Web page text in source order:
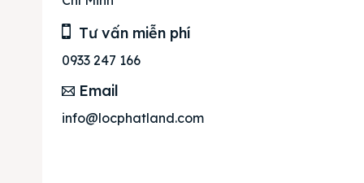
Tư vấn miễn phí
0933 247 166
Email
info@locphatland.com